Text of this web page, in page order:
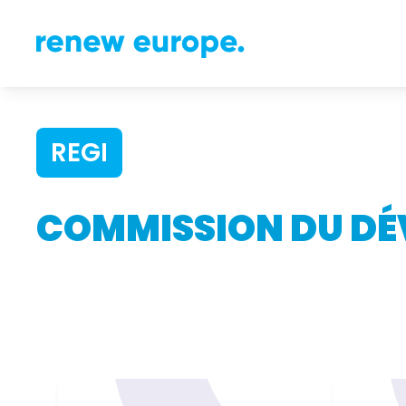
REGI
COMMISSION DU